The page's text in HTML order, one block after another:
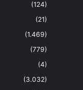
(124)
(21)
(1.469)
(779)
(4)
(3.032)